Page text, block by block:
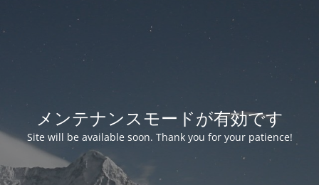
メンテナンスモードが有効です
Site will be available soon. Thank you for your patience!